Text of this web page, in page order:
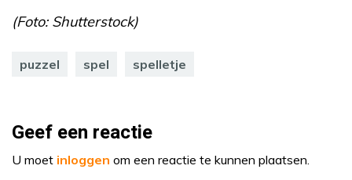
(Foto: Shutterstock)
puzzel spel spelletje
Geef een reactie
U moet inloggen om een reactie te kunnen plaatsen.